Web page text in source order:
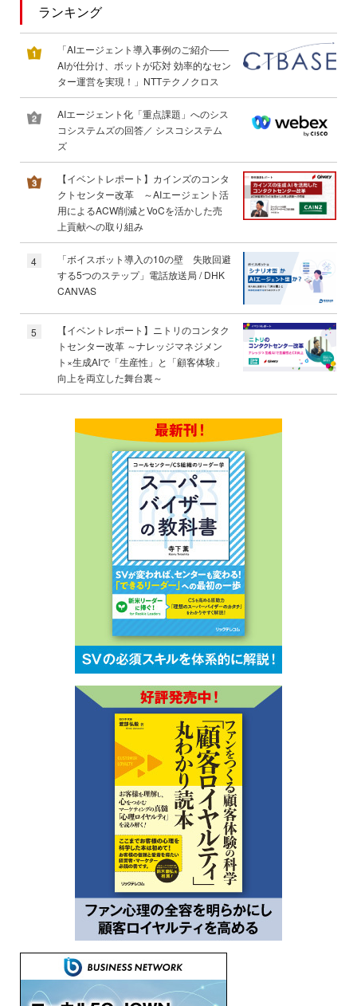
ランキング
「AIエージェント導入事例のご紹介――
AIが仕分け、ボットが応対 効率的なセン
ター運営を実現！」NTTテクノクロス
AIエージェント化「重点課題」へのシス
コシステムズの回答／ シスコシステム
ズ
【イベントレポート】カインズのコンタ
クトセンター改革 ～AIエージェント活
用によるACW削減とVoCを活かした売
上貢献への取り組み
4
「ボイスボット導入の10の壁 失敗回避
する5つのステップ」電話放送局 / DHK
CANVAS
5
【イベントレポート】ニトリのコンタク
トセンター改革 ～ナレッジマネジメン
ト×生成AIで「生産性」と「顧客体験」
向上を両立した舞台裏～